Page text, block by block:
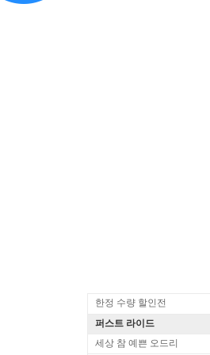
한정 수량 할인전
퍼스트 라이드
세상 참 예쁜 오드리